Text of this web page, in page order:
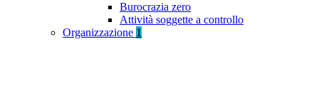
Burocrazia zero
Attività soggette a controllo
Organizzazione 1